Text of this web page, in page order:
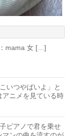
mama 女 […]
いつやばいよ」と
ニメを見ている時
ピアノで君を乗せ